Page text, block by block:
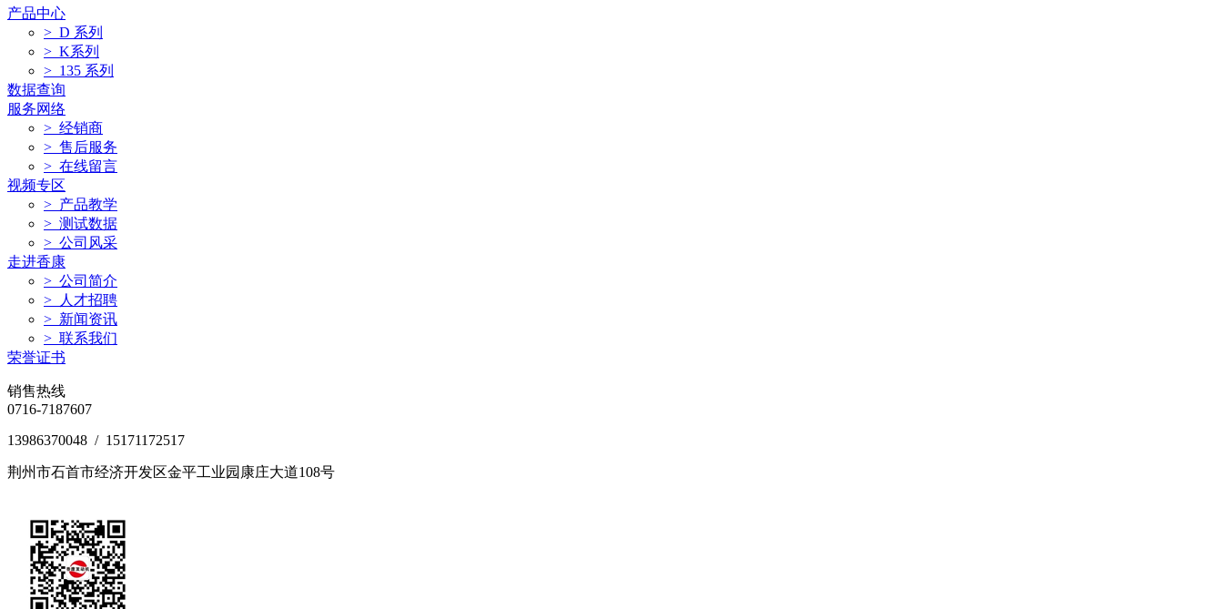
产品中心
> D 系列
> K系列
> 135 系列
数据查询
服务网络
> 经销商
> 售后服务
> 在线留言
视频专区
> 产品教学
> 测试数据
> 公司风采
走进香康
> 公司简介
> 人才招聘
> 新闻资讯
> 联系我们
荣誉证书
销售热线
0716-7187607
13986370048 / 15171172517
荆州市石首市经济开发区金平工业园康庄大道108号